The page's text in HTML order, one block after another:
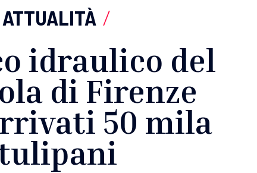
ATTUALITÀ /
idraulico del
di Firenze
50 mila